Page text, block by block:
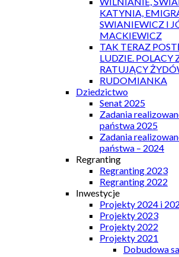
KATYNIA,
SWIANIEWICZ I
MACKIEWICZ
TAK TERAZ
LUDZIE. POLACY
RATUJĄCY
RUDOMIANKA
Dziedzictwo
Senat 2025
Zadania
państwa 2025
Zadania
państwa – 2024
Regranting
Regranting 2023
Regranting 2022
Inwestycje
Projekty 2024 i
Projekty 2023
Projekty 2022
Projekty 2021
Dobudowa